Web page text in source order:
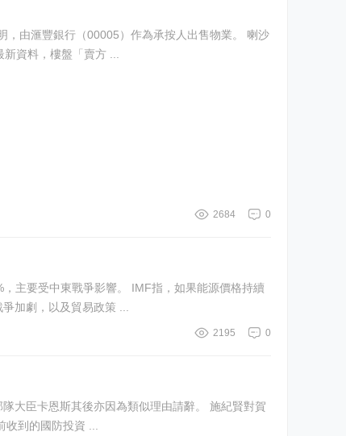
滙豐銀行（00005）作為承按人出售物業。 喇沙
資料，樓盤「賣方 ...
0
2684
IMF指，如果能源價格持續
加劇，以及貿易政策 ...
0
2195
斯其後亦因為類似理由請辭。 施紀賢對賀
辭職信中表示，在他早前收到的國防投資 ...